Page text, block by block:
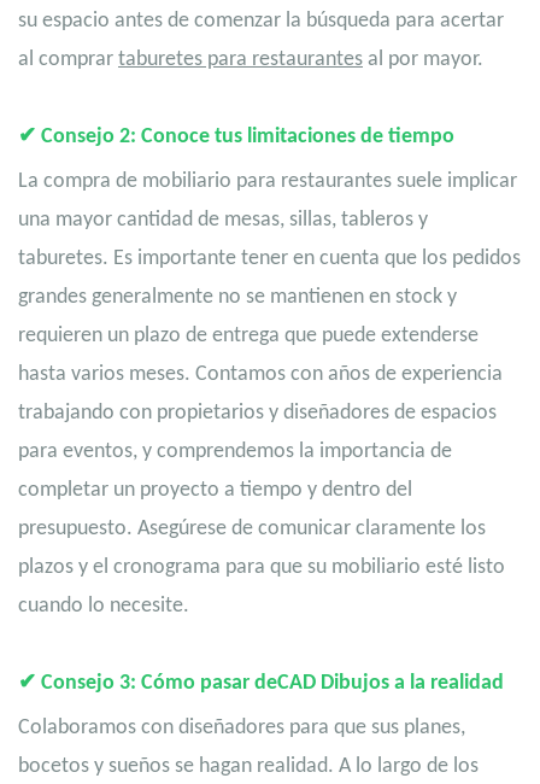
su espacio antes de comenzar la búsqueda para acertar
al comprar taburetes para restaurantes al por mayor.
✔ Consejo 2: Conoce tus limitaciones de tiempo
La compra de mobiliario para restaurantes suele implicar
una mayor cantidad de mesas, sillas, tableros y
taburetes. Es importante tener en cuenta que los pedidos
grandes generalmente no se mantienen en stock y
requieren un plazo de entrega que puede extenderse
hasta varios meses. Contamos con años de experiencia
trabajando con propietarios y diseñadores de espacios
para eventos, y comprendemos la importancia de
completar un proyecto a tiempo y dentro del
presupuesto. Asegúrese de comunicar claramente los
plazos y el cronograma para que su mobiliario esté listo
cuando lo necesite.
✔ Consejo 3: Cómo pasar deCAD Dibujos a la realidad
Colaboramos con diseñadores para que sus planes,
bocetos y sueños se hagan realidad. A lo largo de los